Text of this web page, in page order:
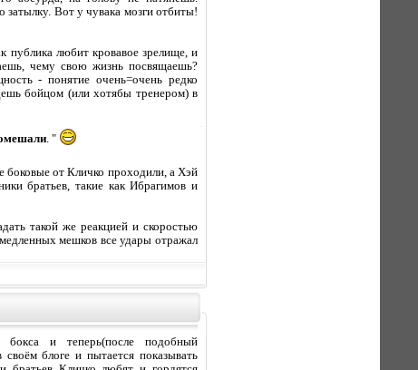
Вот у чувака мозги отбиты!
публика любит кровавое зрелище, и
чему свою жизнь посвящаешь?
- понятие очень=очень редко
бойцом (или хотябы тренером) в
. "
боковые от Кличко проходили, а Хэй
братьев, такие как Ибрагимов и
такой же реакцией и скоростью
мешков все удары отражал
и теперь(после подобный
блоге и пытается показывать